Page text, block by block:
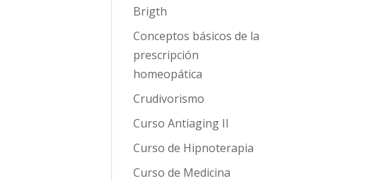
Brigth
Conceptos básicos de la
prescripción
homeopática
Crudivorismo
Curso Antiaging II
Curso de Hipnoterapia
Curso de Medicina